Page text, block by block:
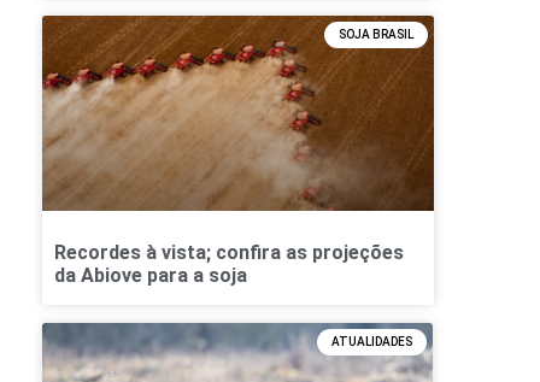
SOJA BRASIL
Recordes à vista; confira as projeções
da Abiove para a soja
ATUALIDADES